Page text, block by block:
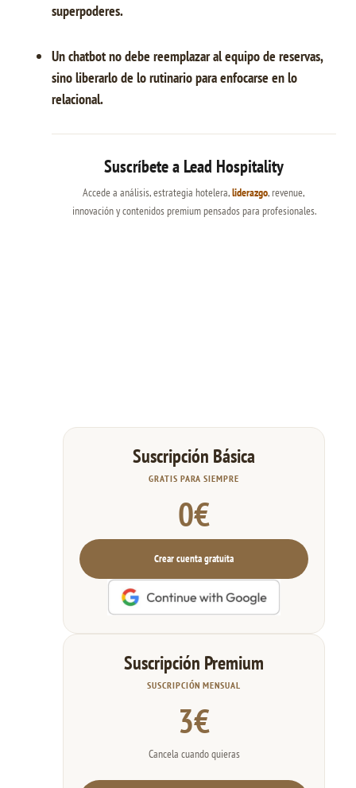
superpoderes.
Un chatbot no debe reemplazar al equipo de reservas,
sino liberarlo de lo rutinario para enfocarse en lo
relacional.
Suscríbete a Lead Hospitality
Accede a análisis, estrategia hotelera,liderazgo, revenue,
innovación y contenidos premium pensados para profesionales.
Suscripción Básica
GRATIS PARA SIEMPRE
0€
Crear cuenta gratuita
Suscripción Premium
SUSCRIPCIÓN MENSUAL
3€
Cancela cuando quieras